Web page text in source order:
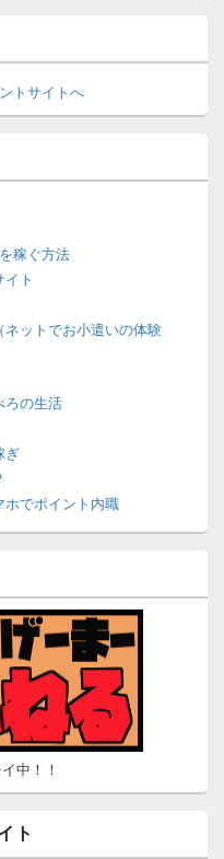
稼ぐ方法
ト
ットでお小遣いの体験
ろの生活
ぎ
ホでポイント内職
・安全・リスクなし☆
ちょい稼ぎ-
れば諭吉になる～
い稼ぎサイトの使い方ガ
中！！
ト